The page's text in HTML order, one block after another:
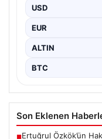
fiyatları
USD
EUR
ALTIN
BTC
Son Eklenen
■Ertuğrul Özkök’ün